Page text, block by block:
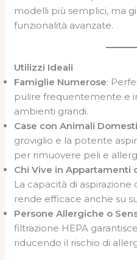
modelli più semplici, ma
funzionalità avanzate.
Utilizzi Ideali
Famiglie Numerose:
pulire frequentemente e
ambienti grandi.
Case con Animali
groviglio e la potente
per rimuovere peli e
Chi Vive in Appartamenti
La capacità di
rende efficace anche su
Persone Allergiche o
filtrazione HEPA
riducendo il rischio di